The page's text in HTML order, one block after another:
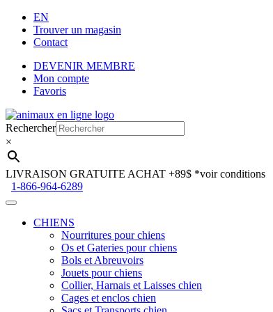
EN
Trouver un magasin
Contact
DEVENIR MEMBRE
Mon compte
Favoris
Aller
à
la
navigation
Aller
au
contenu
Rechercher
×
LIVRAISON GRATUITE ACHAT +89$ *voir conditions
1-866-964-6289
CHIENS
Nourritures pour chiens
Os et Gateries pour chiens
Bols et Abreuvoirs
Jouets pour chiens
Collier, Harnais et Laisses chien
Cages et enclos chien